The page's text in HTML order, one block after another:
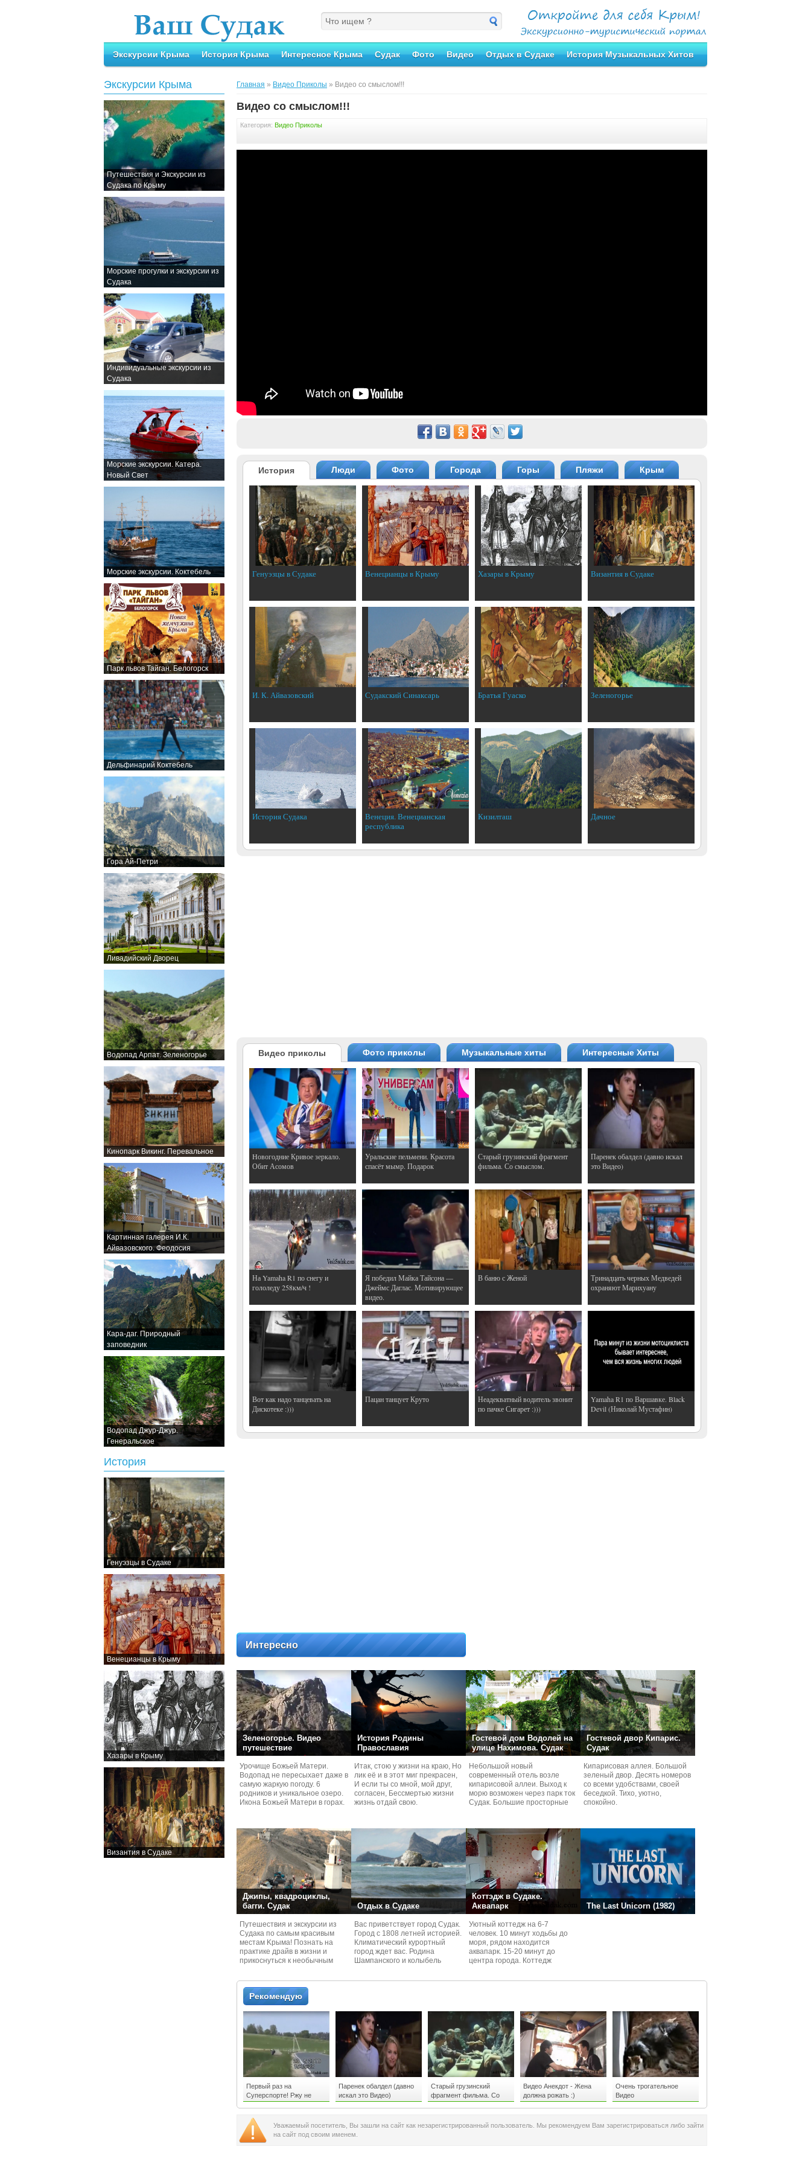
Экскурсии Крыма История Крыма Интересное Крыма Судак Фото Видео Отдых в Судаке История Музыкальных Хитов
Экскурсии Крыма
Путешествия и Экскурсии из
Судака по Крыму
Морские прогулки и экскурсии из
Судака
Индивидуальные экскурсии из
Судака
Морские экскурсии. Катера.
Новый Свет
Морские экскурсии. Коктебель
Парк львов Тайган. Белогорск
Дельфинарий Коктебель
Гора Ай-Петри
Ливадийский Дворец
Водопад Арпат. Зеленогорье
Кинопарк Викинг. Перевальное
Картинная галерея И.К.
Айвазовского. Феодосия
Кара-даг. Природный
заповедник
Водопад Джур-Джур.
Генеральское
История
Генуэзцы в Судаке
Венецианцы в Крыму
Хазары в Крыму
Византия в Судаке
Главная » Видео Приколы » Видео со смыслом!!!
Видео со смыслом!!!
Категория: Видео Приколы
История Люди Фото Города Горы Пляжи Крым
Генуэзцы в Судаке Венецианцы в Крыму Хазары в Крыму Византия в Судаке
И. К. Айвазовский Судакский Синаксарь Братья Гуаско Зеленогорье
История Судака
Венеция. Венецианская
республика
Кизилташ Дачное
Видео приколы Фото приколы Музыкальные хиты Интересные Хиты
Hовогодние Кривое зеркало.
Обит Асомов
Уральские пельмени. Красота
спасёт мымр. Подарок
Старый грузинский фрагмент
фильма. Со смыслом.
Паренек обалдел (давно искал
это Видео)
На Yamaha R1 по снегу и
гололеду 258км/ч !
Я победил Майка Тайсона —
Джеймс Даглас. Мотивирующее
видео.
В баню с Женой
Тринадцать черных Медведей
охраняют Марихуану
Вот как надо танцевать на
Дискотеке :)))
Пацан танцует Круто
Неадекватный водитель звонит
по пачке Сигарет :)))
Yamaha R1 по Варшавке. Black
Devil (Николай Мустафин)
Интересно
Зеленогорье. Видео
путешествие
Урочище Божьей Матери.
Водопад не пересыхает даже в
самую жаркую погоду. 6
родников и уникальное озеро.
Икона Божьей Матери в горах.
История Родины
Православия
Итак, стою у жизни на краю, Но
лик её и в этот миг прекрасен,
И если ты со мной, мой друг,
согласен, Бессмертью жизни
жизнь отдай свою.
Гостевой дом Водолей на
улице Нахимова. Судак
Небольшой новый
современный отель возле
кипарисовой аллеи. Выход к
морю возможен через парк ток
Судaк. Большие просторные
Гостевой двор Кипарис.
Судак
Кипарисовая аллея. Большой
зеленый двор. Десять номеров
со всеми удобствами, своей
беседкой. Тихо, уютно,
спокойно.
Джипы, квадроциклы,
багги. Судак
Путешествия и экскурcии из
Судaка по самым красивым
местам Kрыма! Познать на
практике драйв в жизни и
прикоснуться к необычным
Отдых в Судаке
Вас приветствует город Судак.
Город с 1808 летней историей.
Климатический курортный
город ждет вас. Родина
Шампанского и колыбель
Коттэдж в Судаке.
Аквапарк
Уютный коттедж на 6-7
человек. 10 минут ходьбы до
моря, рядом находится
аквапарк. 15-20 минут до
центра города. Коттедж
The Last Unicorn (1982)
Рекомендую
Первый раз на
Суперспорте! Ржу не
могу! Эксклюзивчик
Паренек обалдел (давно
искал это Видео)
Старый грузинский
фрагмент фильма. Со
смыслом.
Видео Анекдот - Жена
должна рожать :)
Очень трогательное
Видео
Уважаемый посетитель, Вы зашли на сайт как незарегистрированный пользователь. Мы рекомендуем Вам зарегистрироваться либо зайти
на сайт под своим именем.